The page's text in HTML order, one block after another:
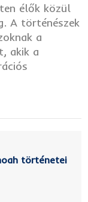
élők közül
A történészek
a
akik a
történetei